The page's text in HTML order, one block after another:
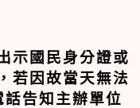
示國民身分證或
若因故當天無法
話告知主辦單位